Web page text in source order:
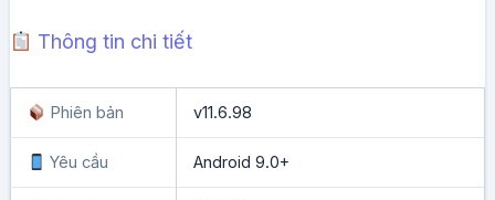
Thông tin chi tiết
Phiên bản v11.6.98
Yêu cầu Android 9.0+